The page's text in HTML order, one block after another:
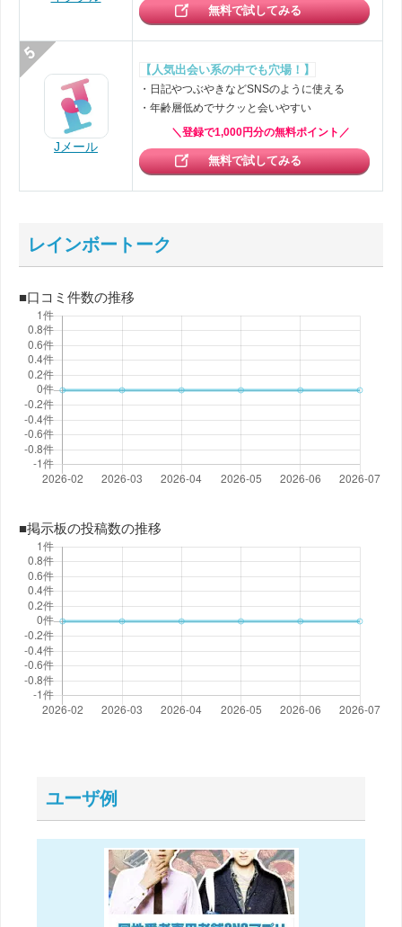
無料で試してみる
Jメール
【人気出会い系の中でも穴場！】
・日記やつぶやきなどSNSのように使える
・年齢層低めでサクッと会いやすい
＼登録で1,000円分の無料ポイント／
無料で試してみる
レインボートーク
■口コミ件数の推移
■掲示板の投稿数の推移
ユーザ例